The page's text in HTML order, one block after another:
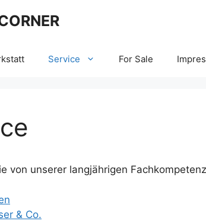
Service For Sale
von unserer langjährigen
& Co.